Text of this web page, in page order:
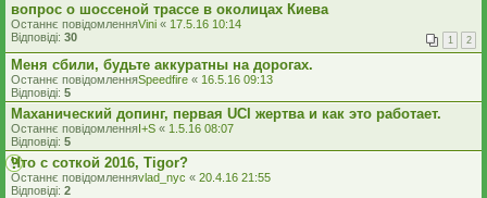
вопрос о шоссеной трассе в околицах Киева
Останнє повідомленняVini « 17.5.16 10:14
Відповіді: 30 1 2
Меня сбили, будьте аккуратны на дорогах.
Останнє повідомленняSpeedfire « 16.5.16 09:13
Відповіді: 5
Маханический допинг, первая UCI жертва и как это работает.
Останнє повідомленняI+S « 1.5.16 08:07
Відповіді: 5
Что с соткой 2016, Tigor?
Останнє повідомленняvlad_nyc « 20.4.16 21:55
Відповіді: 2